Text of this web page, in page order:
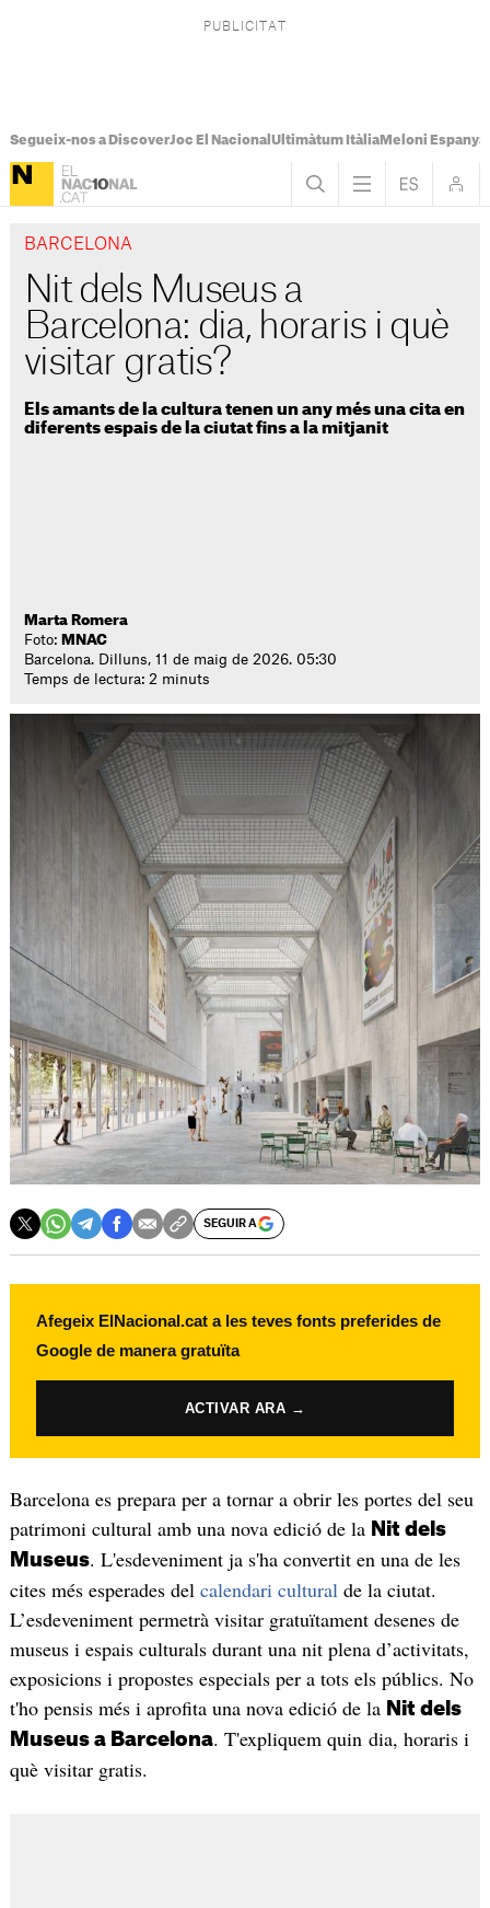
Segueix-nos a DiscoverJoc El Nacional Ultimàtum ItàliaMeloni Espanya
BARCELONA
Nit dels Museus a
Barcelona: dia, horaris i què
visitar gratis?
Els amants de la cultura tenen un any més una cita en
diferents espais de la ciutat fins a la mitjanit
Marta Romera
Foto: MNAC
Barcelona. Dilluns, 11 de maig de 2026. 05:30
Temps de lectura: 2 minuts
SEGUIR A
Afegeix ElNacional.cat a les teves fonts preferides de
Google de manera gratuïta
ACTIVAR ARA →
Barcelona es prepara per a tornar a obrir les portes del seu
patrimoni cultural amb una nova edició de la Nit dels
Museus. L'esdeveniment ja s'ha convertit en una de les
cites més esperades del calendari culturalde la ciutat.
L’esdeveniment permetrà visitar gratuïtament desenes de
museus i espais culturals durant una nit plena d’activitats,
exposicions i propostes especials per a tots els públics. No
t'ho pensis més i aprofita una nova edició de la Nit dels
Museus a Barcelona. T'expliquem quin dia, horaris i
què visitar gratis.